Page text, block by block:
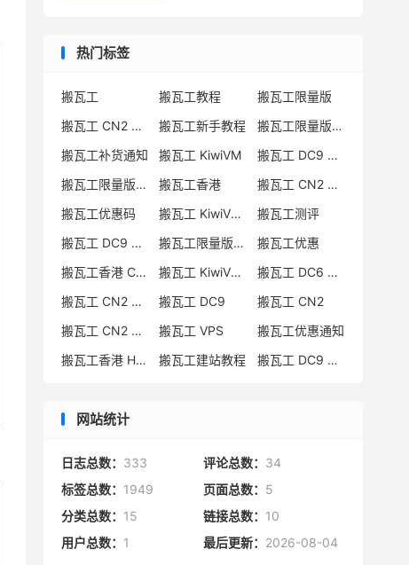
208.205
230.5
20.237
.96.205
.20.94
.84.122
6.129
热门标签
搬瓦工 搬瓦工教程
搬瓦工限量版
搬瓦工 CN2 GIA
搬瓦工新手教程
搬瓦工限量版套餐
搬瓦工补货通知
搬瓦工 KiwiVM
搬瓦工 DC9 CN2 GIA
搬瓦工限量版补货
搬瓦工香港
搬瓦工 CN2 GIA-E
搬瓦工优惠码
搬瓦工 KiwiVM 教程
搬瓦工测评
搬瓦工 DC9 CN2 GIA 限量版
搬瓦工限量版补货通知
搬瓦工优惠
搬瓦工香港 CN2 GIA
搬瓦工 KiwiVM 控制面板
搬瓦工 DC6 CN2 GIA-E
搬瓦工 CN2 GIA-E 限量版
搬瓦工 DC9
搬瓦工 CN2
搬瓦工 CN2 GIA 限量版
搬瓦工 VPS
搬瓦工优惠通知
搬瓦工香港 HK85
搬瓦工建站教程 搬瓦工 DC9 限量版
网站统计
日志总数： 333 评论总数： 34
标签总数： 1949 页面总数： 5
分类总数： 15 链接总数： 10
用户总数： 1 最后更新： 2026-08-04